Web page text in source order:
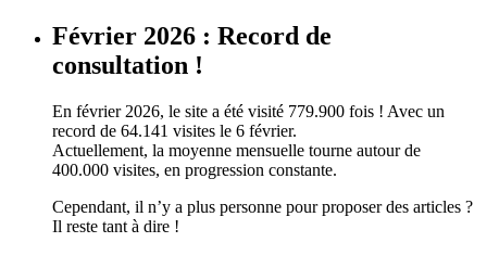
Février 2026 : Record de
consultation !
En février 2026, le site a été visité 779.900 fois ! Avec un
record de 64.141 visites le 6 février.
Actuellement, la moyenne mensuelle tourne autour de
400.000 visites, en progression constante.
Cependant, il n’y a plus personne pour proposer des articles ?
Il reste tant à dire !